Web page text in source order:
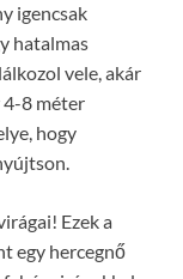
igencsak
hatalmas
vele, akár
4-8 méter
hogy
Ezek a
egy hercegnő